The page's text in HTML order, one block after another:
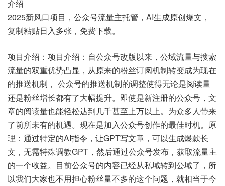
介绍
2025新风口项目，公众号流量主托管，AI生成原创爆文，
复制粘贴日入多张，免费下载。
项目介绍：项目介绍：自公众号改版以来，公域流量与搜索
流量的双重优势凸显，从原来的粉丝订阅机制转变成为现在
的推送机制， 公众号的推送机制的调整使得无论是阅读量
还是粉丝增长都有了大幅提升。即使是新注册的公众号，文
章的阅读量也能轻松达到几千甚至上万以上。为众多人带来
了前所未有的机遇。现在是加入公众号创作的最佳时机。原
理：通过特定的AI指令，让GPT写文章，可以生成爆款长
文，无需特殊调教GPT，然后通过公众号发布，获取流量主
的一个收益。目前公众号的内容已经从私域转到公域了，所
以我们大家也不用担心粉丝量不多的这个问题，就相当于今